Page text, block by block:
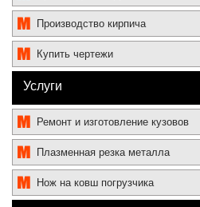
Производство кирпича
Купить чертежи
Услуги
Ремонт и изготовление кузовов
Плазменная резка металла
Нож на ковш погрузчика